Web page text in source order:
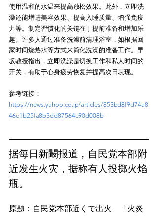
使用温和的水温来提高放松效果。此外，立即洗
澡还能增进美容效果、提高入睡质量、增强免疫
力等。制定習慣化的关键在于提前准备和增加乐
趣。许多人通过准备洗澡前清理浴室，如根据回
家时间烧热水等方式来简化洗澡的准备工作。早
坂教授指出，立即洗澡是切换工作和私人时间的
参考链接：
https://news.yahoo.co.jp/articles/853bd8f9d74a8
46e1b25fa8b3dd87564e90d008b
据每日新闞报道，自民党本部附
近发生火灾，据称有人投掷火焰
瓶。
原题：自民党本部近くで出火　「火炎